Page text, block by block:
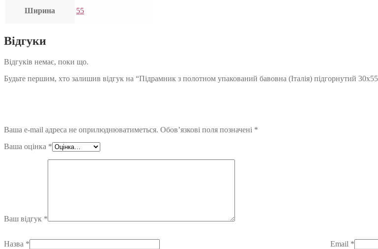
Ширина 55
Відгуки
Відгуків немає, поки що.
Будьте першим, хто залишив відгук на “Підрамник з полотном упакований бавовна (Італія) підгорнутий
Ваша e-mail адреса не оприлюднюватиметься. Обов’язкові поля позначені *
Ваша оцінка *
Ваш відгук *
Назва * Email *